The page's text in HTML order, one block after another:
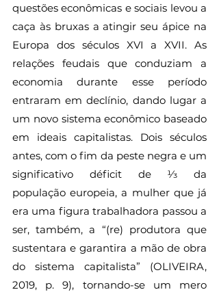
questões econômicas e sociais levou a
caça às bruxas a atingir seu ápice na
Europa dos séculos XVI a XVII. As
relações feudais que conduziam a
economia durante esse período
entraram em declínio, dando lugar a
um novo sistema econômico baseado
em ideais capitalistas. Dois séculos
antes, com o fim da peste negra e um
significativo déficit de 1⁄3 da
população europeia, a mulher que já
era uma figura trabalhadora passou a
ser, também, a “(re) produtora que
sustentara e garantira a mão de obra
do sistema capitalista” (OLIVEIRA,
2019, p. 9), tornando-se um mero